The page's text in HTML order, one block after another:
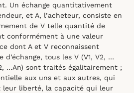
Un échange quantitativement
et A, l’acheteur, consiste en
de V telle quantité de
conformément à une valeur
dont A et V reconnaissent
d’échange, tous les V (V1, V2, …
…An) sont traités égalitairement ;
aux uns et aux autres, qui
leur liberté, la capacité qui leur